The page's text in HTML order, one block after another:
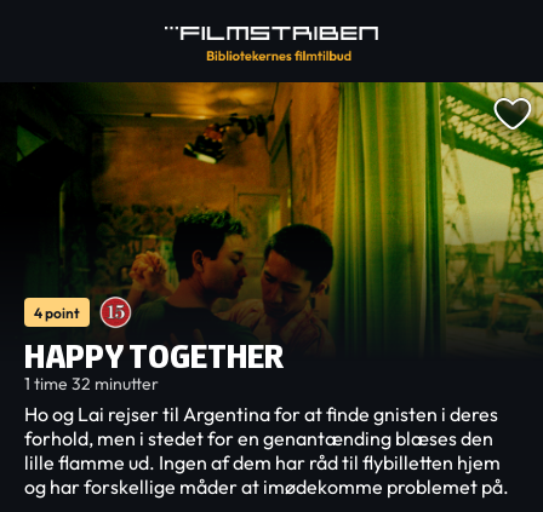
4 point
HAPPY TOGETHER
1 time 32 minutter
Ho og Lai rejser til Argentina for at finde gnisten i deres
forhold, men i stedet for en genantænding blæses den
lille flamme ud. Ingen af ​​dem har råd til flybilletten hjem
og har forskellige måder at imødekomme problemet på.